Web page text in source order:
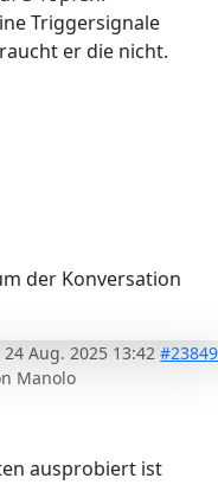
Triggersignale
er die nicht.
der Konversation
24 Aug. 2025 13:42 #23849
Manolo
ausprobiert ist